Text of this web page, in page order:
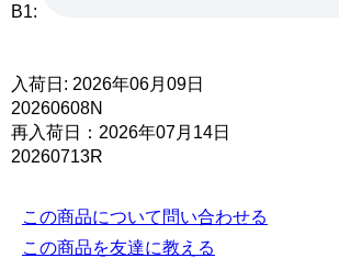
B1:
入荷日: 2026年06月09日
20260608N
再入荷日：2026年07月14日
20260713R
この商品について問い合わせる
この商品を友達に教える